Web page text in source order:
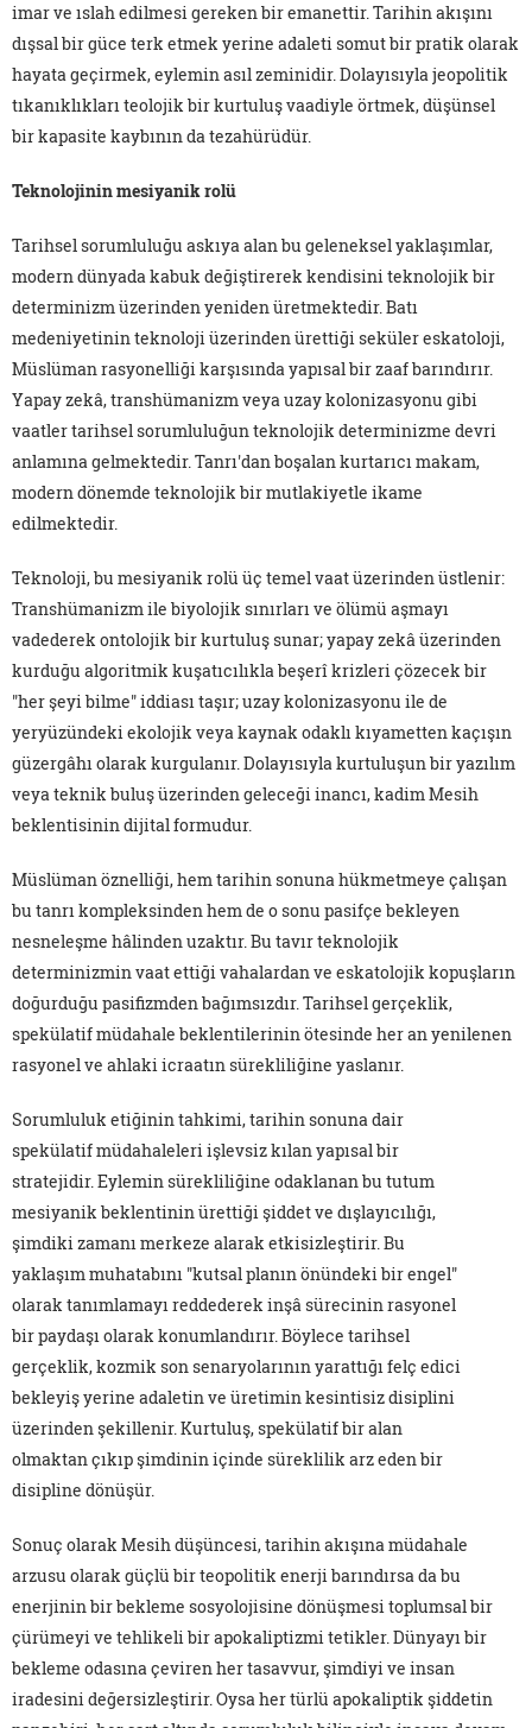
imar ve ıslah edilmesi gereken bir emanettir. Tarihin akışını
dışsal bir güce terk etmek yerine adaleti somut bir pratik olarak
hayata geçirmek, eylemin asıl zeminidir. Dolayısıyla jeopolitik
tıkanıklıkları teolojik bir kurtuluş vaadiyle örtmek, düşünsel
bir kapasite kaybının da tezahürüdür.
Teknolojinin mesiyanik rolü
Tarihsel sorumluluğu askıya alan bu geleneksel yaklaşımlar,
modern dünyada kabuk değiştirerek kendisini teknolojik bir
determinizm üzerinden yeniden üretmektedir. Batı
medeniyetinin teknoloji üzerinden ürettiği seküler eskatoloji,
Müslüman rasyonelliği karşısında yapısal bir zaaf barındırır.
Yapay zekâ, transhümanizm veya uzay kolonizasyonu gibi
vaatler tarihsel sorumluluğun teknolojik determinizme devri
anlamına gelmektedir. Tanrı'dan boşalan kurtarıcı makam,
modern dönemde teknolojik bir mutlakiyetle ikame
edilmektedir.
Teknoloji, bu mesiyanik rolü üç temel vaat üzerinden üstlenir:
Transhümanizm ile biyolojik sınırları ve ölümü aşmayı
vadederek ontolojik bir kurtuluş sunar; yapay zekâ üzerinden
kurduğu algoritmik kuşatıcılıkla beşerî krizleri çözecek bir
"her şeyi bilme" iddiası taşır; uzay kolonizasyonu ile de
yeryüzündeki ekolojik veya kaynak odaklı kıyametten kaçışın
güzergâhı olarak kurgulanır. Dolayısıyla kurtuluşun bir yazılım
veya teknik buluş üzerinden geleceği inancı, kadim Mesih
beklentisinin dijital formudur.
Müslüman öznelliği, hem tarihin sonuna hükmetmeye çalışan
bu tanrı kompleksinden hem de o sonu pasifçe bekleyen
nesneleşme hâlinden uzaktır. Bu tavır teknolojik
determinizmin vaat ettiği vahalardan ve eskatolojik kopuşların
doğurduğu pasifizmden bağımsızdır. Tarihsel gerçeklik,
spekülatif müdahale beklentilerinin ötesinde her an yenilenen
rasyonel ve ahlaki icraatın sürekliliğine yaslanır.
Sorumluluk etiğinin tahkimi, tarihin sonuna dair
spekülatif müdahaleleri işlevsiz kılan yapısal bir
stratejidir. Eylemin sürekliliğine odaklanan bu tutum
mesiyanik beklentinin ürettiği şiddet ve dışlayıcılığı,
şimdiki zamanı merkeze alarak etkisizleştirir. Bu
yaklaşım muhatabını "kutsal planın önündeki bir engel"
olarak tanımlamayı reddederek inşâ sürecinin rasyonel
bir paydaşı olarak konumlandırır. Böylece tarihsel
gerçeklik, kozmik son senaryolarının yarattığı felç edici
bekleyiş yerine adaletin ve üretimin kesintisiz disiplini
üzerinden şekillenir. Kurtuluş, spekülatif bir alan
olmaktan çıkıp şimdinin içinde süreklilik arz eden bir
disipline dönüşür.
Sonuç olarak Mesih düşüncesi, tarihin akışına müdahale
arzusu olarak güçlü bir teopolitik enerji barındırsa da bu
enerjinin bir bekleme sosyolojisine dönüşmesi toplumsal bir
çürümeyi ve tehlikeli bir apokaliptizmi tetikler. Dünyayı bir
bekleme odasına çeviren her tasavvur, şimdiyi ve insan
iradesini değersizleştirir. Oysa her türlü apokaliptik şiddetin